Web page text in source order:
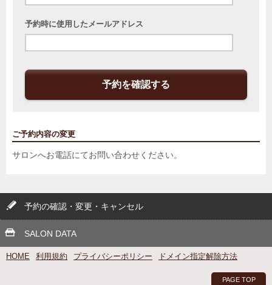
予約時に使用したメールアドレス
予約を確認する
ご予約内容の変更
サロンへお電話にてお問い合わせください。
予約の確認・変更・キャンセル
SALON DATA
HOME 利用規約 プライバシーポリシー ドメイン指定解除方法
PAGE TOP